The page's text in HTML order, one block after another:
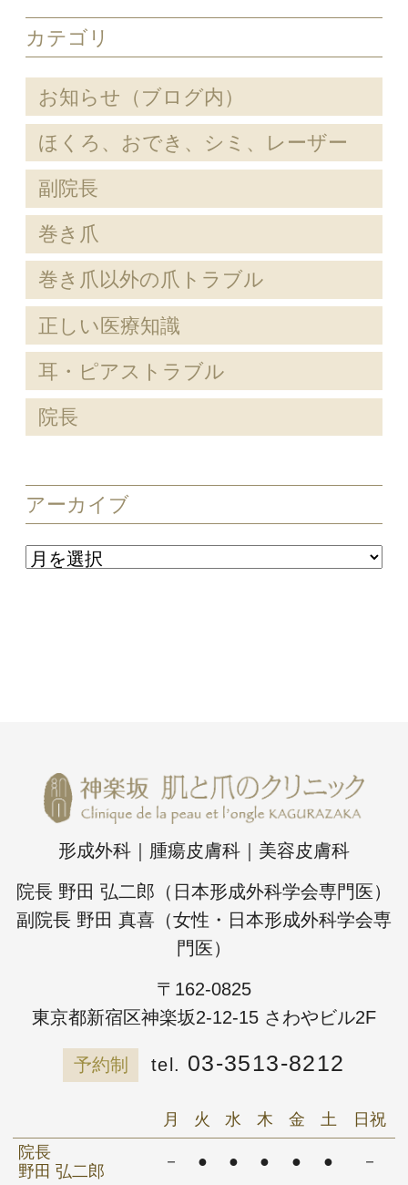
カテゴリ
お知らせ（ブログ内）
ほくろ、おでき、シミ、レーザー
副院長
巻き爪
巻き爪以外の爪トラブル
正しい医療知識
耳・ピアストラブル
院長
アーカイブ
形成外科｜腫瘍皮膚科｜美容皮膚科
院長 野田 弘二郎（日本形成外科学会専門医）
副院長 野田 真喜（女性・日本形成外科学会専
門医）
〒162-0825
東京都新宿区神楽坂2-12-15 さわやビル2F
予約制 03-3513-8212
月 火 水 木 金 土
日祝
院長
野田 弘二郎
－ ● ● ● ● ● －